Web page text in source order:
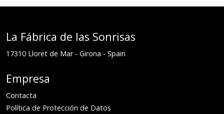
La Fábrica de las Sonrisas
17310 Lloret de Mar- Girona - Spain
Empresa
Contacta
Política de Protección de Datos